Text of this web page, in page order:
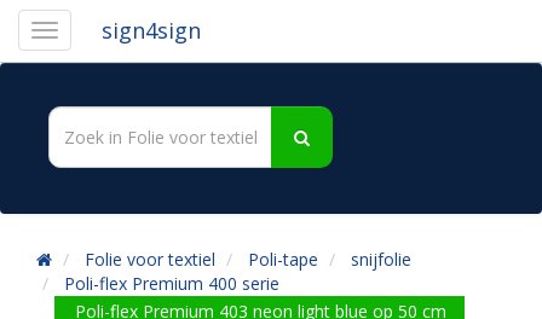
sign4sign
Folie voor textiel Poli-tape
snijfolie
Poli-flex Premium 400 serie
Poli-flex Premium 403 neon light blue op 50 cm